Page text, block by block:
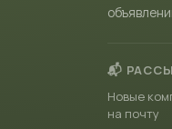
📬
Новые
на почту